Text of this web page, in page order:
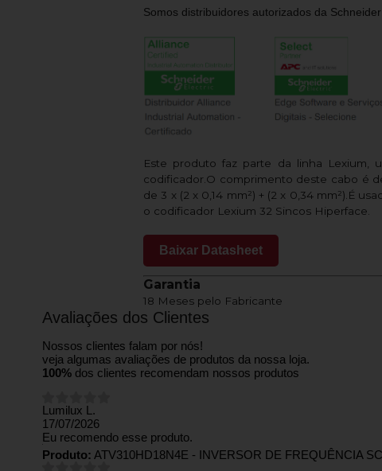
Somos distribuidores autorizados da
Este produto faz parte da linha Lexium,
codificador.O comprimento deste cabo é
de 3 x (2 x 0,14 mm²) + (2 x 0,34 mm²).É
o codificador Lexium 32 Sincos Hiperface.
Baixar Datasheet
Garantia
18 Meses pelo Fabricante
Avaliações dos Clientes
Nossos clientes falam por nós!
veja algumas avaliações de produtos da nossa loja.
100% dos clientes recomendam nossos produtos
Lumilux L.
17/07/2026
Eu recomendo esse produto.
Produto: ATV310HD18N4E - INVERSOR DE FREQUÊNCIA